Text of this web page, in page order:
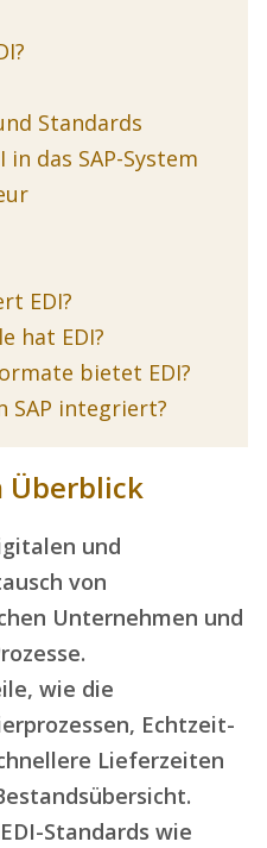
Standards
das SAP-System
EDI?
hat EDI?
bietet EDI?
SAP integriert?
Überblick
und
von
Unternehmen und
wie die
Echtzeit-
Lieferzeiten
Standards wie